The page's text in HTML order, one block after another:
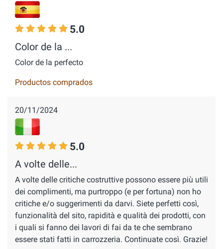
5.0
Color de la ...
Color de la perfecto
Productos comprados
20/11/2024
5.0
A volte delle...
A volte delle critiche costruttive possono essere più utili
dei complimenti, ma purtroppo (e per fortuna) non ho
critiche e/o suggerimenti da darvi. Siete perfetti così,
funzionalità del sito, rapidità e qualità dei prodotti, con
i quali si fanno dei lavori di fai da te che sembrano
essere stati fatti in carrozzeria. Continuate così. Grazie!